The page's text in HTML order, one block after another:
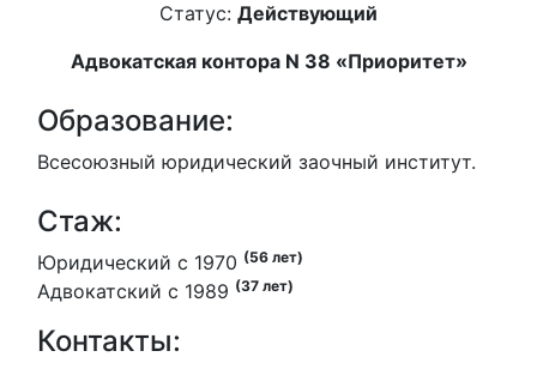
Статус: Действующий
Адвокатская контора N 38 «Приоритет»
Образование:
Всесоюзный юридический заочный институт.
Стаж:
Юридический с 1970 (56 лет)
Адвокатский с 1989 (37 лет)
Контакты: